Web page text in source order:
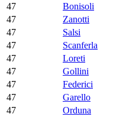
47
Bonisoli
47
Zanotti
47
Salsi
47
Scanferla
47
Loreti
47
Gollini
47
Federici
47
Garello
47
Orduna